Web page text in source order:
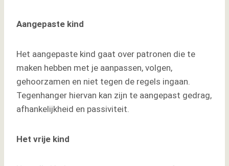
Aangepaste kind
Het aangepaste kind gaat over patronen die te
maken hebben met je aanpassen, volgen,
gehoorzamen en niet tegen de regels ingaan.
Tegenhanger hiervan kan zijn te aangepast gedrag,
afhankelijkheid en passiviteit.
Het vrije kind